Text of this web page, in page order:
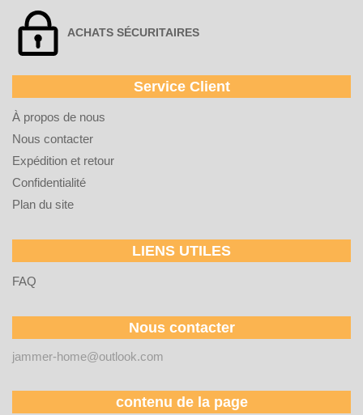
ACHATS SÉCURITAIRES
Service Client
À propos de nous
Nous contacter
Expédition et retour
Confidentialité
Plan du site
LIENS UTILES
FAQ
Nous contacter
jammer-home@outlook.com
contenu de la page